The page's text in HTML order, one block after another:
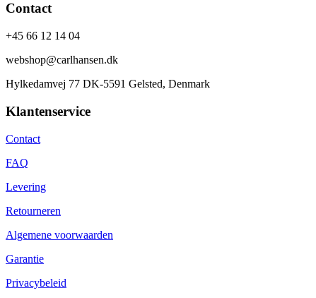
Contact
+45 66 12 14 04
webshop@carlhansen.dk
Hylkedamvej 77 DK-5591 Gelsted, Denmark
Klantenservice
Contact
FAQ
Levering
Retourneren
Algemene voorwaarden
Garantie
Privacybeleid